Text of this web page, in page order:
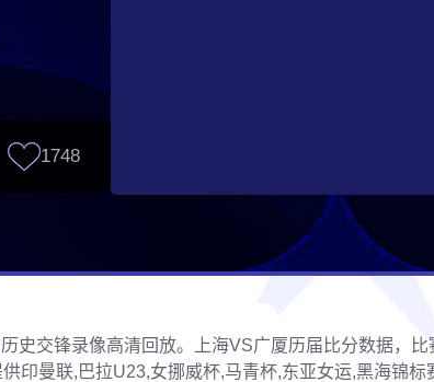
1748
史交锋录像高清回放。上海VS广厦历届比分数据，比
印曼联,巴拉U23,女挪威杯,马青杯,东亚女运,黑海锦标